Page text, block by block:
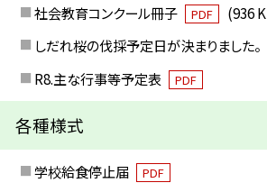
社会教育コンクール冊子 PDF
(936
しだれ桜の伐採予定日が決まりました。
R8.主な行事等予定表
PDF
各種様式
学校給食停止届 PDF